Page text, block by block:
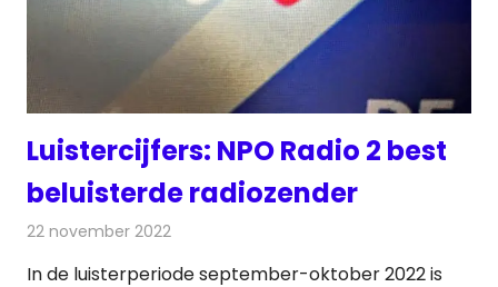
Luistercijfers: NPO Radio 2 best
beluisterde radiozender
22 november 2022
In de luisterperiode september-oktober 2022 is